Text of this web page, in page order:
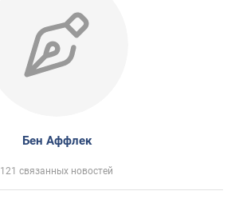
Бен Аффлек
121 связанных новостей